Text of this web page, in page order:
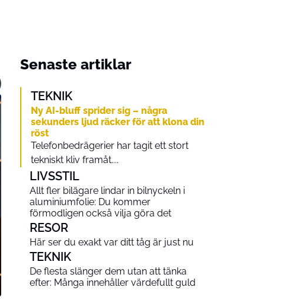
Senaste artiklar
TEKNIK
Ny AI-bluff sprider sig – några
sekunders ljud räcker för att klona din
röst
Telefonbedrägerier har tagit ett stort
tekniskt kliv framåt....
LIVSSTIL
Allt fler bilägare lindar in bilnyckeln i
aluminiumfolie: Du kommer
förmodligen också vilja göra det
RESOR
Här ser du exakt var ditt tåg är just nu
TEKNIK
De flesta slänger dem utan att tänka
efter: Många innehåller värdefullt guld